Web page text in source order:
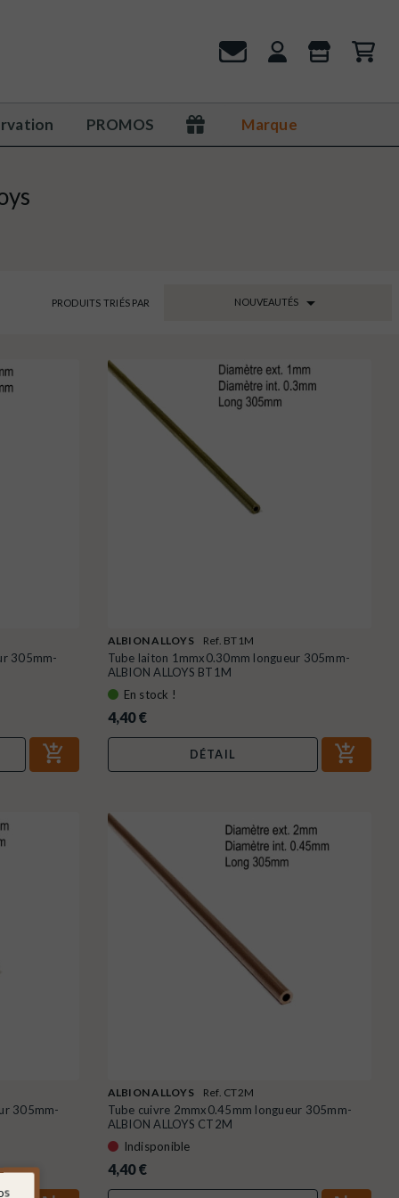
PROMOS Marque
PRODUITS TRIÉS PAR NOUVEAUTÉS 
305mm-
ALBION ALLOYS Ref. BT1M
Tube laiton 1mmx0.30mm longueur 305mm-
ALBION ALLOYS BT1M
En stock !
4,40 €
DÉTAIL
305mm-
ALBION ALLOYS Ref. CT2M
Tube cuivre 2mmx0.45mm longueur 305mm-
ALBION ALLOYS CT2M
Indisponible
4,40 €